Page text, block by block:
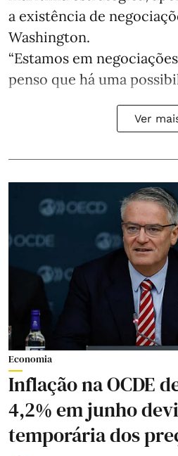
a existência de
Washington.
“Estamos em
penso que há uma
Ver
Economia
Inflação na OCDE
4,2% em junho
temporária dos